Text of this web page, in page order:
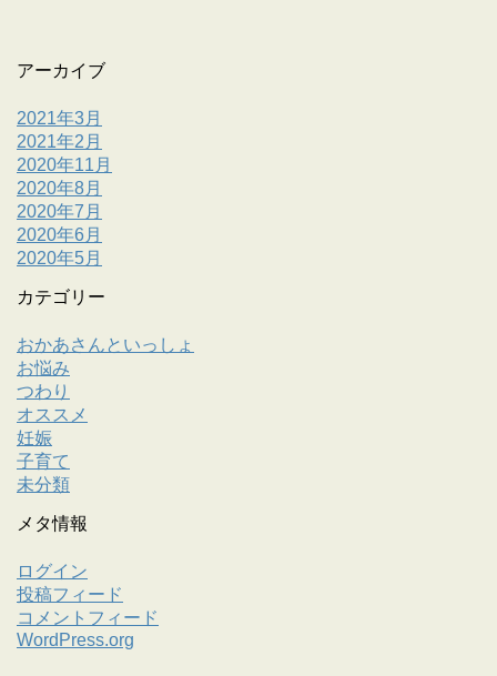
アーカイブ
2021年3月
2021年2月
2020年11月
2020年8月
2020年7月
2020年6月
2020年5月
カテゴリー
おかあさんといっしょ
お悩み
つわり
オススメ
妊娠
子育て
未分類
メタ情報
ログイン
投稿フィード
コメントフィード
WordPress.org